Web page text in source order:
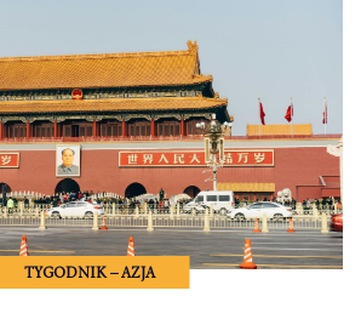
TYGODNIK – AZJA